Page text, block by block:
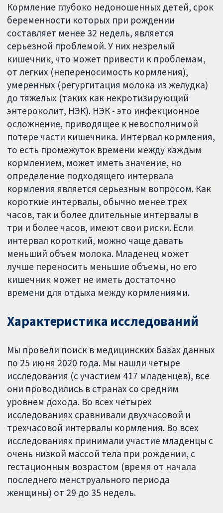
Кормление глубоко недоношенных детей, срок
беременности которых при рождении
составляет менее 32 недель, является
серьезной проблемой. У них незрелый
кишечник, что может привести к проблемам,
от легких (непереносимость кормления),
умеренных (регургитация молока из желудка)
до тяжелых (таких как некротизирующий
энтероколит, НЭК). НЭК - это инфекционное
осложнение, приводящее к невосполнимой
потере части кишечника. Интервал кормления,
то есть промежуток времени между каждым
кормлением, может иметь значение, но
определение подходящего интервала
кормления является серьезным вопросом. Как
короткие интервалы, обычно менее трех
часов, так и более длительные интервалы в
три и более часов, имеют свои риски. Если
интервал короткий, можно чаще давать
меньший объем молока. Младенец может
лучше переносить меньшие объемы, но его
кишечник может не иметь достаточно
времени для отдыха между кормлениями.
Характеристика исследований
Мы провели поиск в медицинских базах данных
по 25 июня 2020 года. Мы нашли четыре
исследования (с участием 417 младенцев), все
они проводились в странах со средним
уровнем дохода. Во всех четырех
исследованиях сравнивали двухчасовой и
трехчасовой интервалы кормления. Во всех
исследованиях принимали участие младенцы с
очень низкой массой тела при рождении, с
гестационным возрастом (время от начала
последнего менструального периода
женщины) от 29 до 35 недель.